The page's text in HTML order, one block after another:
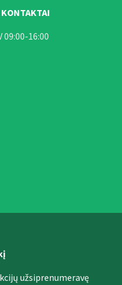
16:00
užsiprenumeravę